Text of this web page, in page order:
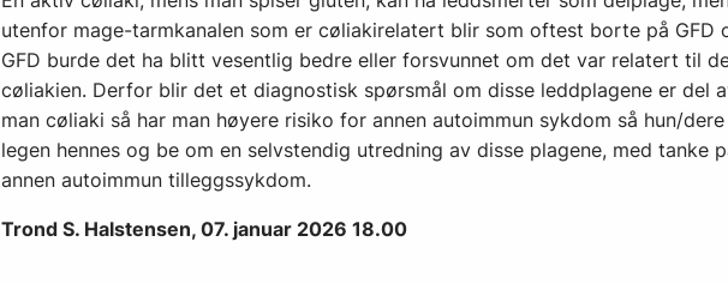
utenfor mage-tarmkanalen som er cøliakirelatert blir som oftest borte på GFD
GFD burde det ha blitt vesentlig bedre eller forsvunnet om det var relatert til
cøliakien. Derfor blir det et diagnostisk spørsmål om disse leddplagene er del
man cøliaki så har man høyere risiko for annen autoimmun sykdom så hun/
legen hennes og be om en selvstendig utredning av disse plagene, med tanke
annen autoimmun tilleggssykdom.
Trond S. Halstensen, 07. januar 2026 18.00